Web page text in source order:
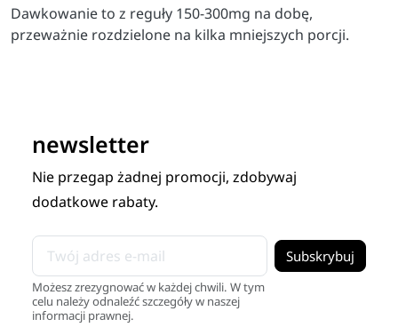
Dawkowanie to z reguły 150-300mg na dobę,
przeważnie rozdzielone na kilka mniejszych porcji.
newsletter
Nie przegap żadnej promocji, zdobywaj
dodatkowe rabaty.
Możesz zrezygnować w każdej chwili. W tym
celu należy odnaleźć szczegóły w naszej
informacji prawnej.